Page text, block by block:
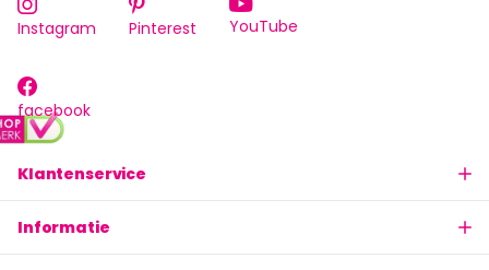
Klantenservice
Informatie
Instagram Pinterest YouTube
facebook